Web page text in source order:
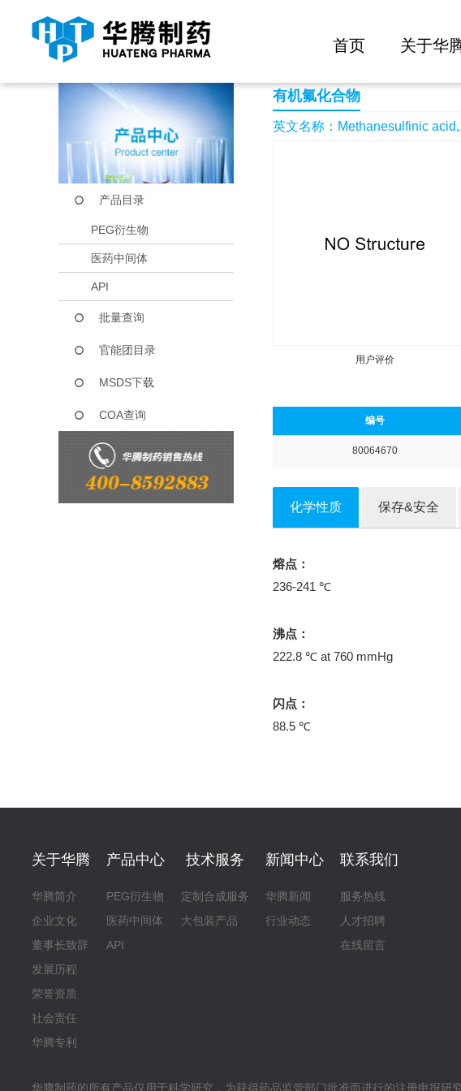
首页 关于华
当前位置： 首页 产品中心 Methanesulfinic acid,1,1,1-trifluoro-,
产品目录
PEG衍生物
医药中间体
API
批量查询
官能团目录
MSDS下载
COA查询
有机氟化合物
英文名称：Methanesulfinic
用户评价
编号
80064670
化学性质 保存&安全
熔点：
236-241 ℃
沸点：
222.8 ℃ at 760 mmHg
闪点：
88.5 ℃
关于华腾
华腾简介
企业文化
董事长致辞
发展历程
荣誉资质
社会责任
华腾专利
产品中心
PEG衍生物
医药中间体
API
技术服务
定制合成服务
大包装产品
新闻中心
华腾新闻
行业动态
联系我们
服务热线
人才招聘
在线留言
华腾制药的所有产品仅用于科学研究，为获得药品监管部门批准而进行的注册申报